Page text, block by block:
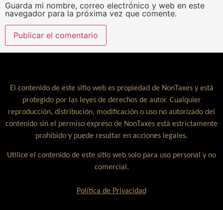
Guarda mi nombre, correo electrónico y web en este
navegador para la próxima vez que comente.
El contenido de este sitio web es propiedad de NonTaxes y está
protegido por las leyes de derechos de autor. Cualquier
reproducción, distribución, modificación o uso no autorizado del
contenido sin el permiso expreso de NonTaxes está estrictamente
prohibido y puede resultar en acciones legales.
Utilice el contenido de este sitio web solo para uso personal y no
comercial.
Política de Privacidad